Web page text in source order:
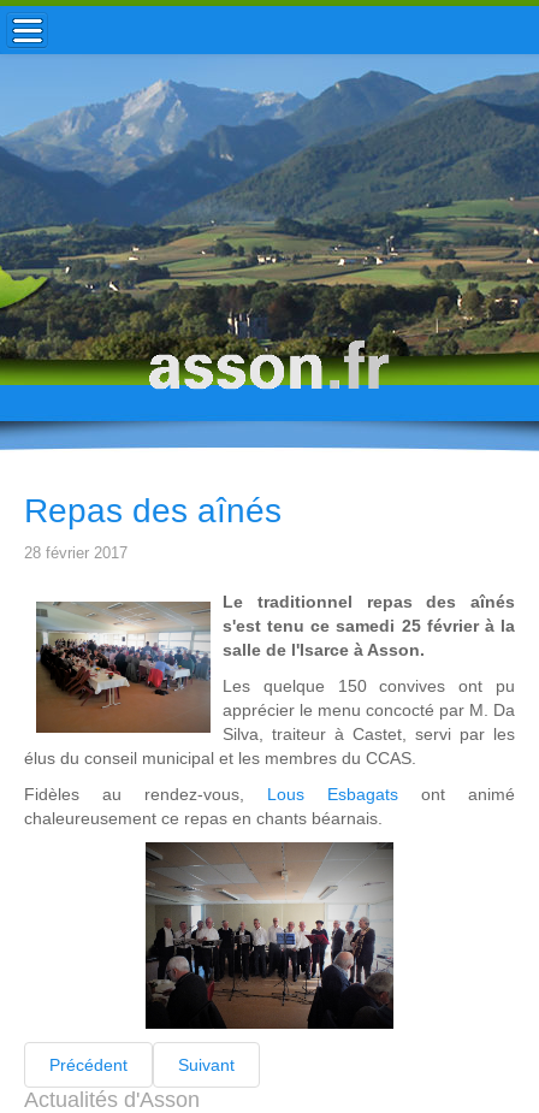
ACCUEIL / INFOS
MUNICIPALITÉ
VIE LOCALE
ENFANCE
TOURISME
HISTOIRE
Repas des aînés
28 février 2017
Le traditionnel repas des aînés
s'est tenu ce samedi 25 février à la
salle de l'Isarce à Asson.
Les quelque 150 convives ont pu
apprécier le menu concocté par M. Da
Silva, traiteur à Castet, servi par les
élus du conseil municipal et les membres du CCAS.
Fidèles au rendez-vous, Lous Esbagats ont animé
chaleureusement ce repas en chants béarnais.
Précédent Suivant
Actualités d'Asson